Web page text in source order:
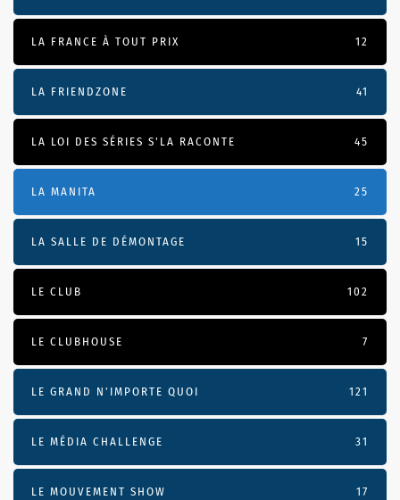
LA FRANCE À TOUT PRIX 12
LA FRIENDZONE 41
LA LOI DES SÉRIES S'LA RACONTE 45
LA MANITA 25
LA SALLE DE DÉMONTAGE 15
LE CLUB 102
LE CLUBHOUSE 7
LE GRAND N’IMPORTE QUOI 121
LE MÉDIA CHALLENGE 31
LE MOUVEMENT SHOW 17